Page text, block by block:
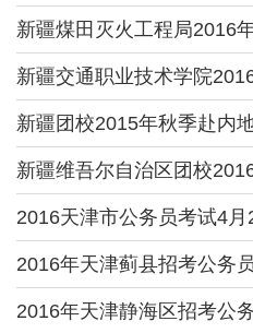
新疆煤田灭火工程局2016
新疆交通职业技术学院
新疆团校2015年秋季赴内
新疆维吾尔自治区团校
2016天津市公务员考试4
2016年天津蓟县招考公务
2016年天津静海区招考公